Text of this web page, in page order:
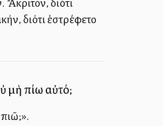
διότι ἐστρέφετο
μὴ πίω αὐτό;